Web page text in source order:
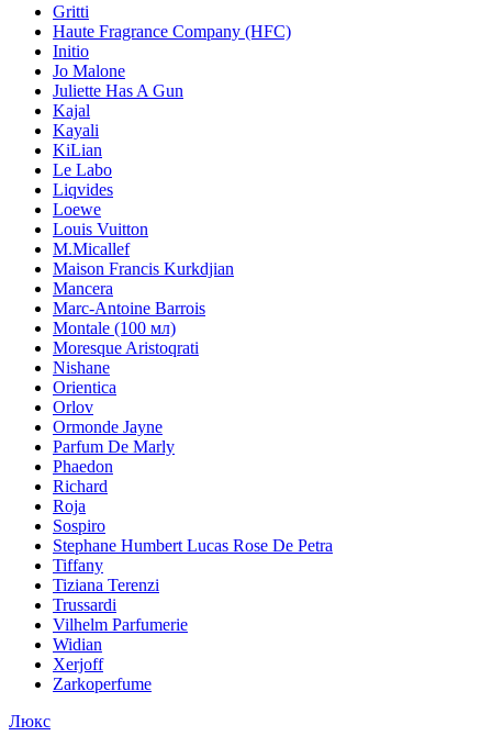
Gritti
Haute Fragrance Company (HFC)
Initio
Jo Malone
Juliette Has A Gun
Kajal
Kayali
KiLian
Le Labo
Liqvides
Loewe
Louis Vuitton
M.Micallef
Maison Francis Kurkdjian
Mancera
Marc-Antoine Barrois
Montale (100 мл)
Moresque Aristoqrati
Nishane
Orientica
Orlov
Ormonde Jayne
Parfum De Marly
Phaedon
Richard
Roja
Sospiro
Stephane Humbert Lucas Rose De Petra
Tiffany
Tiziana Terenzi
Trussardi
Vilhelm Parfumerie
Widian
Xerjoff
Zarkoperfume
Люкс